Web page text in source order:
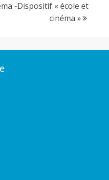
-Dispositif « école et
cinéma »